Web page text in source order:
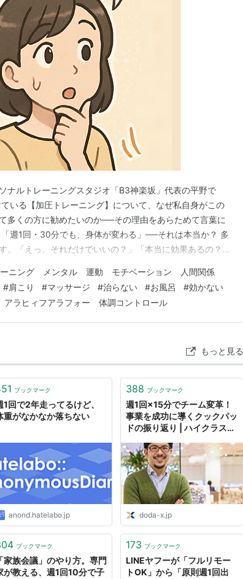
ナルトレーニングスタジオ「B3神楽坂」代表の平野で
いる【加圧トレーニング】について、なぜ私自身がこの
多くの方に勧めたいのか──その理由をあらためて言葉に
週1回・30分でも、身体が変わる」──それは本当か？ 多
。「えっ、それだけでいいの？」「本当に効果あるの？」
しい変化が、しっかり起きているんです。 しかも皆さ
も忙しい方ばかり。 運動…
ーニング メンタル 運動 モチベーション 人間関係
#肩こり #マッサージ #治らない #お風呂 #効かない
ラヒィフアラフォー 体調コントロール
もっと見る
ブックマーク
1回で2年走ってるけど、
重がなかなか落ちない
anond.hatelabo.jp
388 ブックマーク
週1回×15分でチーム変革！
事業を成功に導くクックパッ
ドの振り返り | ハイクラス転
ックス）
doda-x.jp
ブックマーク
「家族会議」のやり方。専門
が教える、週1回10分で子
173 ブックマーク
LINEヤフーが「フルリモー
トOK」から「原則週1回出